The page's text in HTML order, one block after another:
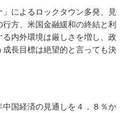
によるロックタウン多発、見
方、米国金融緩和の終結と利
る内外環境は厳しさを増し、政
長目標は絶望的と言っても決
国経済の見通しを４．８％か